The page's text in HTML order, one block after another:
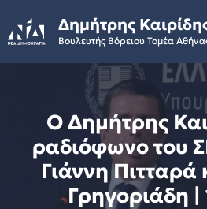
to
content
Δημήτρης
Βουλευτής Βόρειου Τομέα
Ο Δημήτρης
ραδιόφωνο του
Γιάννη Πιτταρά
Γρηγοριάδη |